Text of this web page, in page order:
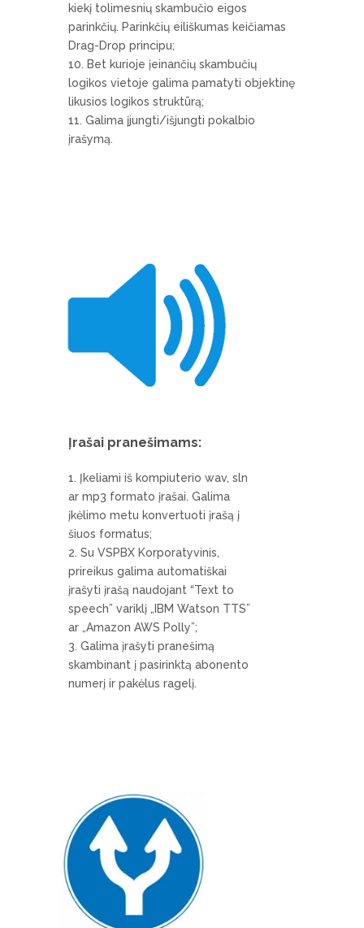
kiekį tolimesnių skambučio eigos
parinkčių. Parinkčių eiliškumas keičiamas
Drag-Drop principu;
Bet kurioje įeinančių skambučių
logikos vietoje galima pamatyti objektinę
likusios logikos struktūrą;
Galima įjungti/išjungti pokalbio
įrašymą.
Įrašai pranešimams:
Įkeliami iš kompiuterio wav, sln
ar mp3 formato įrašai. Galima
įkėlimo metu konvertuoti įrašą į
šiuos formatus;
Su VSPBX Korporatyvinis,
prireikus galima automatiškai
įrašyti įrašą naudojant “Text to
speech” variklį „IBM Watson TTS”
ar „Amazon AWS Polly”;
Galima įrašyti pranešimą
skambinant į pasirinktą abonento
numerį ir pakėlus ragelį.